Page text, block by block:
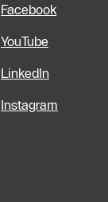
Facebook
YouTube
LinkedIn
Instagram